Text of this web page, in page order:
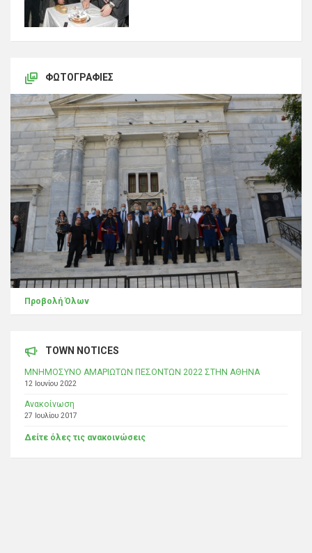
ΦΩΤΟΓΡΑΦΊΕΣ
Προβολή Όλων
TOWN NOTICES
ΜΝΗΜΟΣΥΝΟ ΑΜΑΡΙΩΤΩΝ ΠΕΣΟΝΤΩΝ 2022 ΣΤΗΝ ΑΘΗΝΑ
12 Ιουνίου 2022
Ανακοίνωση
27 Ιουλίου 2017
Δείτε όλες τις ανακοινώσεις